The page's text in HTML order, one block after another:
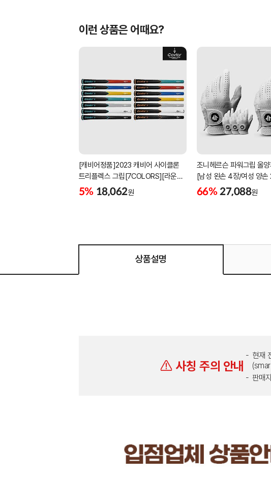
이런 상품은 어때요?
[캐비어정품]2023 캐비어 사이클론
트리플렉스 그립[7COLORS][라운드]
[39g/42g/46g/50g][R/S 토크]
5% 18,062원
조니헤르슨 파워그립 올
[남성 왼손 4장/여성 양손
[화이트][케이스포함]
66% 27,088원
상품설명
사칭 주의 안내
현재
판매